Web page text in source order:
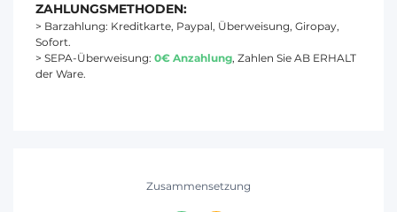
ZAHLUNGSMETHODEN:
> Barzahlung: Kreditkarte, Paypal, Überweisung, Giropay,
Sofort.
> SEPA-Überweisung: 0€ Anzahlung, Zahlen Sie AB ERHALT
der Ware.
Zusammensetzung